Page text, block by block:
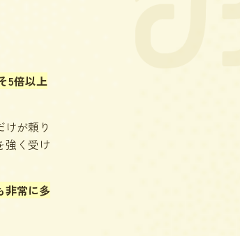
5倍以上
が頼り
強く受け
非常に多